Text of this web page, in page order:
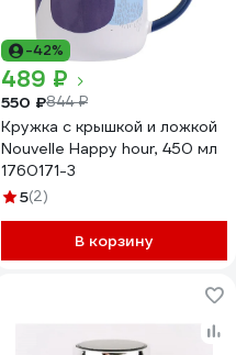
-42%
489 ₽
550 ₽844 ₽
Кружка с крышкой и ложкой
Nouvelle Happy hour, 450 мл
1760171-3
5(2)
В корзину